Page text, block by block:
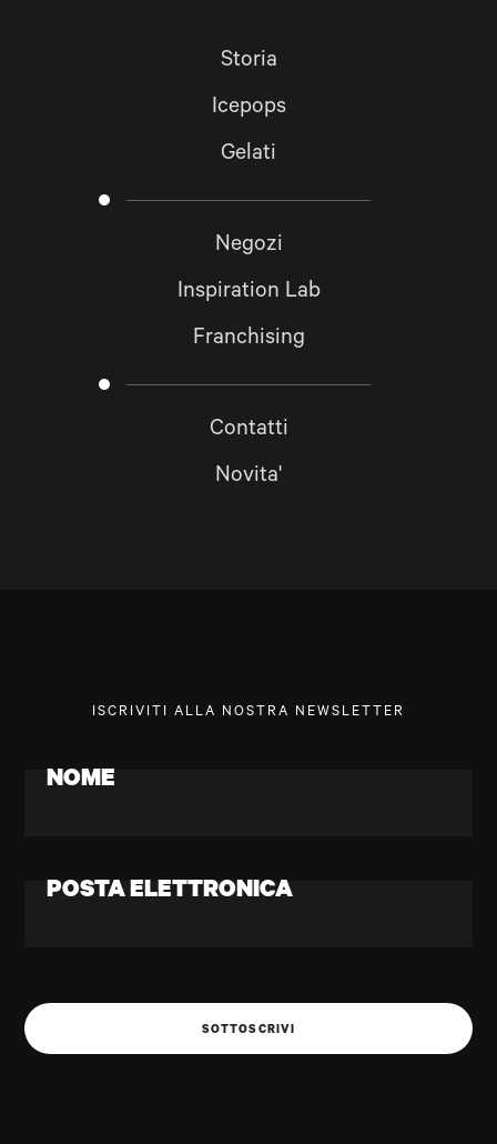
Storia
Icepops
Gelati
Negozi
Inspiration Lab
Franchising
Contatti
Novita'
ISCRIVITI ALLA NOSTRA NEWSLETTER
NOME
POSTA ELETTRONICA
SOTTOSCRIVI